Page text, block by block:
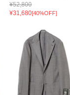
¥52,800
¥31,680[40%OFF]